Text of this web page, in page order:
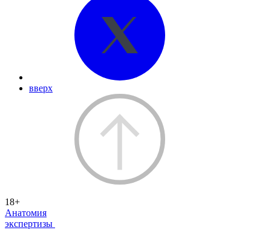
вверх
18+
Анатомия
экспертизы